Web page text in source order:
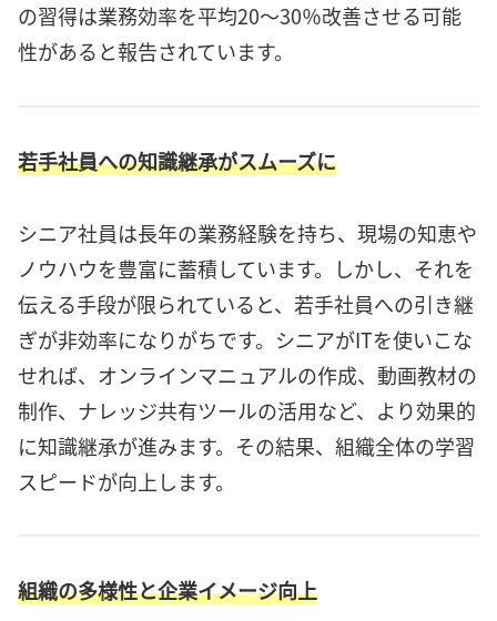
の習得は業務効率を平均20〜30％改善させる可能
性があると報告されています。
若手社員への知識継承がスムーズに
シニア社員は長年の業務経験を持ち、現場の知恵や
ノウハウを豊富に蓄積しています。しかし、それを
伝える手段が限られていると、若手社員への引き継
ぎが非効率になりがちです。シニアがITを使いこな
せれば、オンラインマニュアルの作成、動画教材の
制作、ナレッジ共有ツールの活用など、より効果的
に知識継承が進みます。その結果、組織全体の学習
スピードが向上します。
組織の多様性と企業イメージ向上